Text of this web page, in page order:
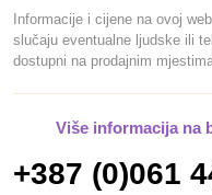
F
A
R
B
R
Informacije i cijene na ovoj
slučaju eventualne ljudske ili
dostupni na prodajnim
Više informacija na
+387 (0)061